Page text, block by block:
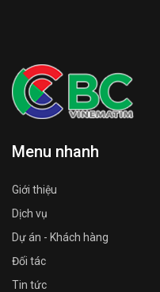
Menu nhanh
Giới thiệu
Dịch vụ
Dự án - Khách hàng
Đối tác
Tin tức